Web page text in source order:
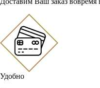
Удобно